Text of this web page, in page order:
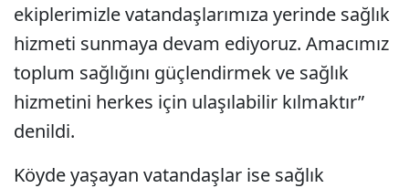
ekiplerimizle vatandaşlarımıza yerinde sağlık
hizmeti sunmaya devam ediyoruz. Amacımız
toplum sağlığını güçlendirmek ve sağlık
hizmetini herkes için ulaşılabilir kılmaktır”
denildi.
Köyde yaşayan vatandaşlar ise sağlık